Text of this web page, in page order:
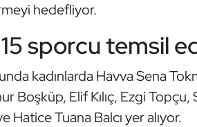
hedefliyor.
sporcu temsil
kadınlarda Havva Sena
Boşküp, Elif Kılıç, Ezgi
Hatice Tuana Balcı yer alıyor.